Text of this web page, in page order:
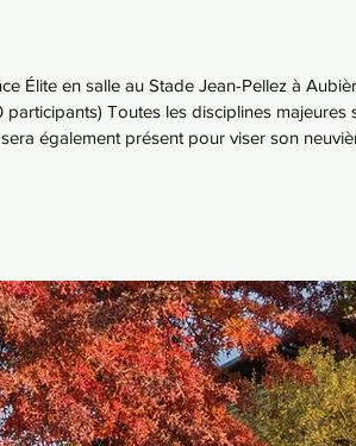
Élite en salle au Stade Jean-Pellez à
Toutes les disciplines majeures
également présent pour viser son